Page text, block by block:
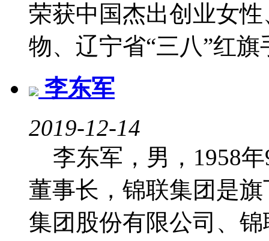
荣获中国杰出创业女
物、辽宁省“三八”红
李东军
2019-12-14
李东军，男，1958
董事长，锦联集团是
集团股份有限公司、